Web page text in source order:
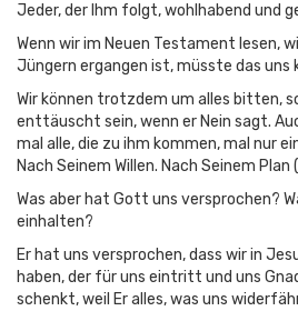
Jeder, der Ihm folgt, wohlhabend und
Wenn wir im Neuen Testament lesen,
Jüngern ergangen ist, müsste das uns
Wir können trotzdem um alles bitten,
enttäuscht sein, wenn er Nein sagt.
mal alle, die zu ihm kommen, mal nur
Nach Seinem Willen. Nach Seinem
Was aber hat Gott uns versprochen?
einhalten?
Er hat uns versprochen, dass wir in
haben, der für uns eintritt und uns
schenkt, weil Er alles, was uns